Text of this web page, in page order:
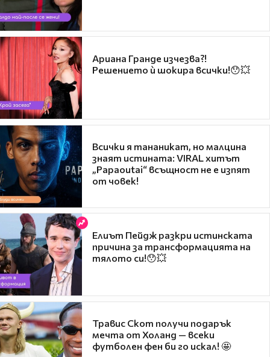
Ариана Гранде изчезва?!
Решението ѝ шокира всички!😯💥
Всички я тананикат, но малцина
знаят истината: VIRAL хитът
„Papaoutai“ всъщност не е изпят
от човек!
Елиът Пейдж разкри истинската
причина за трансформацията на
тялото си!😯💥
Травис Скот получи подарък
мечта от Холанд — всеки
футболен фен би го искал! 🤩